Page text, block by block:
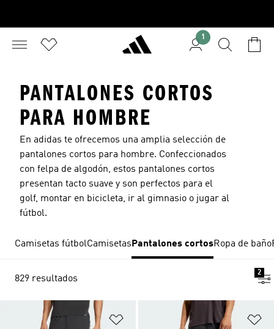
1
PANTALONES CORTOS
PARA HOMBRE
En adidas te ofrecemos una amplia selección de
pantalones cortos para hombre. Confeccionados
con felpa de algodón, estos pantalones cortos
presentan tacto suave y son perfectos para el
golf, montar en bicicleta, ir al gimnasio o jugar al
fútbol.
Camisetas fútbolCamisetas Pantalones cortosRopa de baño
829 resultados
2
Añadir a la lista de deseos